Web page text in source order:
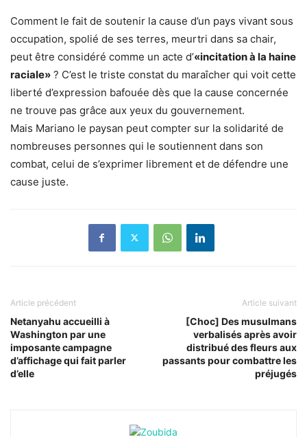
Comment le fait de soutenir la cause d’un pays vivant sous
occupation, spolié de ses terres, meurtri dans sa chair,
peut être considéré comme un acte d’«incitation à la haine
raciale» ? C’est le triste constat du maraîcher qui voit cette
liberté d’expression bafouée dès que la cause concernée
ne trouve pas grâce aux yeux du gouvernement.
Mais Mariano le paysan peut compter sur la solidarité de
nombreuses personnes qui le soutiennent dans son
combat, celui de s’exprimer librement et de défendre une
cause juste.
Article précédent
Netanyahu accueilli à
Washington par une
imposante campagne
d’affichage qui fait parler
d’elle
Article suivant
[Choc] Des musulmans
verbalisés après avoir
distribué des fleurs aux
passants pour combattre les
préjugés